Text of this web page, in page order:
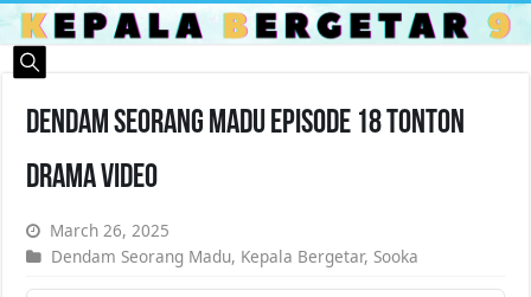
Dendam Seorang Madu Episode 18 Tonton
Drama Video
March 26, 2025
Dendam Seorang Madu, Kepala Bergetar, Sooka